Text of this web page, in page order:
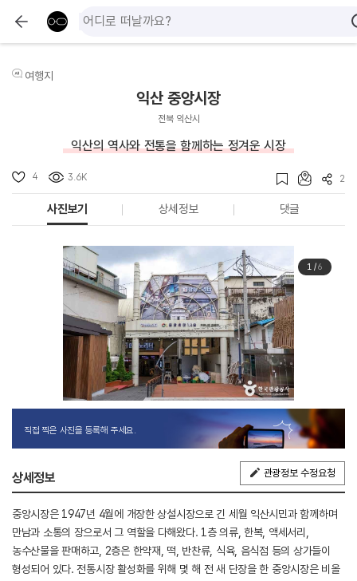
여행지
익산 중앙시장
전북 익산시
익산의 역사와 전통을 함께하는 정겨운 시장
4 3.6K 2
사진보기 상세정보 댓글
1/6
직접 찍은 사진을 등록해 주세요.
상세정보 관광정보 수정요청
중앙시장은 1947년 4월에 개장한 상설시장으로 긴 세월 익산시민과 함께하며
만남과 소통의 장으로서 그 역할을 다해왔다. 1층 의류, 한복, 액세서리,
농수산물을 판매하고, 2층은 한약재, 떡, 반찬류, 식육, 음식점 등의 상가들이
형성되어 있다. 전통시장 활성화를 위해 몇 해 전 새 단장을 한 중앙시장은 비올